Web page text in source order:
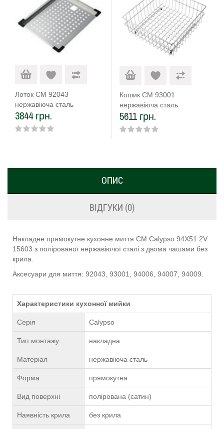
Лоток CM 92043
нержавіюча сталь
3844 грн.
Кошик CM 93001
нержавіюча сталь
5611 грн.
ОПИС
ВІДГУКИ (0)
Накладне прямокутне кухонне миття CM Calypso 94Х51 2V
15603 з полірованої нержавіючої сталі з двома чашами без
крила.
Аксесуари для миття: 92043, 93001, 94006, 94007, 94009.
Характеристики кухонної мийки
Серія Calypso
Тип монтажу накладна
Матеріал нержавіюча сталь
Форма прямокутна
Вид поверхні полірована (сатин)
Наявність крила без крила